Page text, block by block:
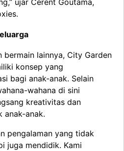
ujar Cerent Goutama,
bermain lainnya, City Garden
konsep yang
bagi anak-anak. Selain
wahana di sini
kreativitas dan
anak-anak.
pengalaman yang tidak
juga mendidik. Kami